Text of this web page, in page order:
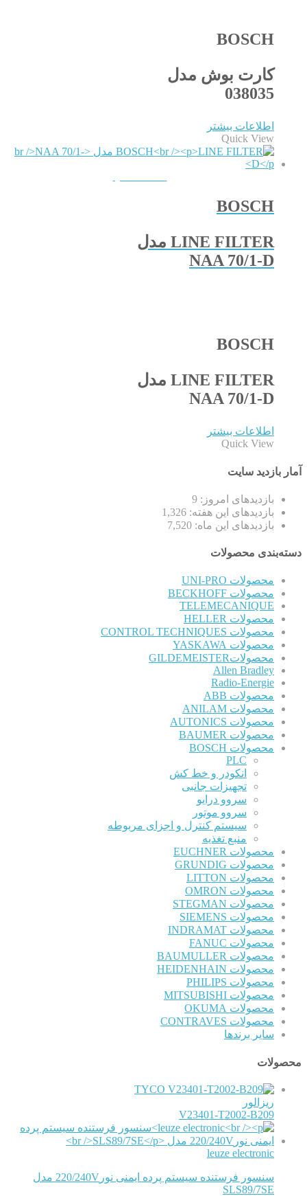
BOSCH
کارت بوش مدل
038035
اطلاعات بیشتر
Quick View
BOSCH
LINE FILTER مدل
NAA 70/1-D
BOSCH
LINE FILTER مدل
NAA 70/1-D
اطلاعات بیشتر
Quick View
آمار بازدید سایت
بازدیدهای امروز: 9
بازدیدهای این هفته: 1,326
بازدیدهای این ماه: 7,520
دسته‌بندی محصولات
محصولات UNI-PRO
محصولات BECKHOFF
TELEMECANIQUE
محصولات HELLER
محصولات CONTROL TECHNIQUES
محصولات YASKAWA
محصولاتGILDEMEISTER
Allen Bradley
Radio-Energie
محصولات ABB
محصولات ANILAM
محصولات AUTONICS
محصولات BAUMER
محصولات BOSCH
PLC
انکودر و خط کش
تجهیزات جانبی
سروو درایو
سروو موتور
سیستم کنترل و اجزای مربوطه
منبع تغذیه
محصولات EUCHNER
محصولات GRUNDIG
محصولات LITTON
محصولات OMRON
محصولات STEGMAN
محصولات SIEMENS
محصولات INDRAMAT
محصولات FANUC
محصولات BAUMULLER
محصولات HEIDENHAIN
محصولات PHILIPS
محصولات MITSUBISHI
محصولات OKUMA
محصولات CONTRAVES
سایر برندها
محصولات
TYCO
ریزالور
V23401-T2002-B209
leuze electronic
سنسور فرستنده سیستم پرده ایمنی نور220/240V مدل
SLS89/7SE